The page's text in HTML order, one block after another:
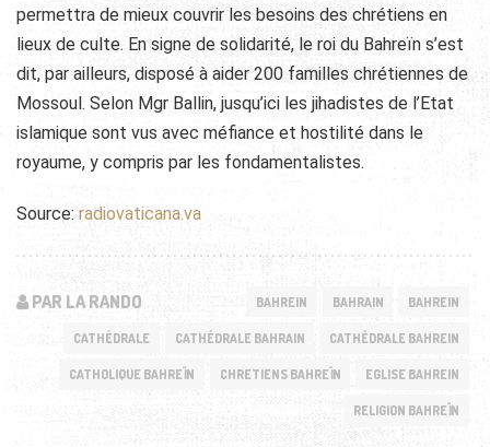
permettra de mieux couvrir les besoins des chrétiens en
lieux de culte. En signe de solidarité, le roi du Bahreïn s’est
dit, par ailleurs, disposé à aider 200 familles chrétiennes de
Mossoul. Selon Mgr Ballin, jusqu’ici les jihadistes de l’Etat
islamique sont vus avec méfiance et hostilité dans le
royaume, y compris par les fondamentalistes.
Source: radiovaticana.va
PAR LA RANDO BAHREIN BAHRAIN BAHREIN
CATHÉDRALE CATHÉDRALE BAHRAIN CATHÉDRALE BAHREIN
CATHOLIQUE BAHREÏN CHRETIENS BAHREÏN EGLISE BAHREIN
RELIGION BAHREÏN